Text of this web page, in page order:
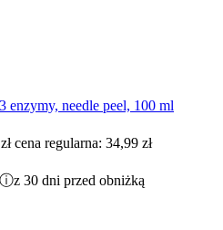
enzymy, needle peel, 100 ml
cena regularna: 34,99 zł
ⓘz 30 dni przed obniżką